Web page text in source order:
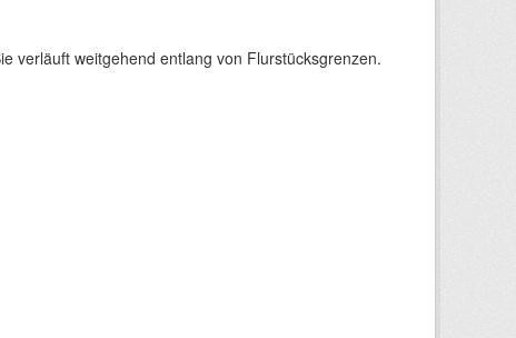
verläuft weitgehend entlang von Flurstücksgrenzen.